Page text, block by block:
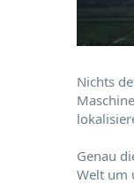
Nichts
Genau
Welt um